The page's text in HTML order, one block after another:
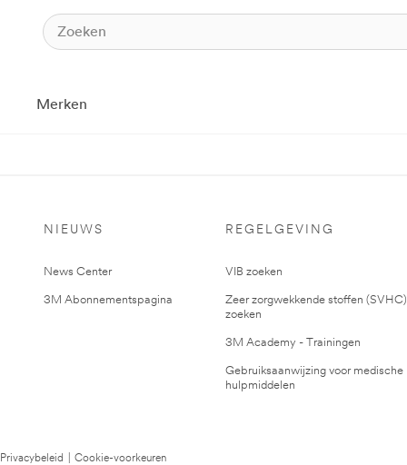
Merken
NIEUWS
News Center
3M Abonnementspagina
REGELGEVING
VIB zoeken
Zeer zorgwekkende stoffen (SVHC)
zoeken
3M Academy - Trainingen
Gebruiksaanwijzing voor medische
hulpmiddelen
Privacybeleid
Cookie-voorkeuren